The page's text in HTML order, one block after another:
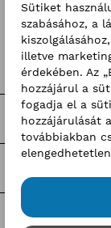
Címkék
BKIK
Kerületi
Sütiket
szabásához, a
illetve
érdekében. Az
hozzájárul a
fogadja el a
hozzájárulását
továbbiakban